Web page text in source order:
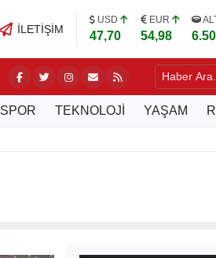
İLETIŞIM
USD
47,70
EUR
54,98
NASIROĞLU, VARŞOVA'DA
SPOR TEKNOLOJİ YAŞAM